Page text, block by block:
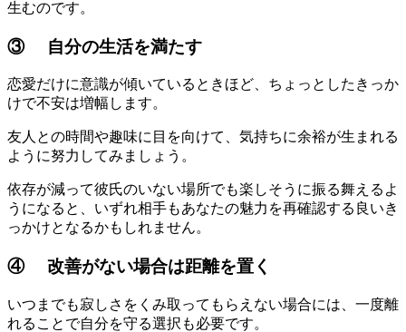
生むのです。
③ 自分の生活を満たす
恋愛だけに意識が傾いているときほど、ちょっとしたきっか
けで不安は増幅します。
友人との時間や趣味に目を向けて、気持ちに余裕が生まれる
ように努力してみましょう。
依存が減って彼氏のいない場所でも楽しそうに振る舞えるよ
うになると、いずれ相手もあなたの魅力を再確認する良いき
っかけとなるかもしれません。
④ 改善がない場合は距離を置く
いつまでも寂しさをくみ取ってもらえない場合には、一度離
れることで自分を守る選択も必要です。